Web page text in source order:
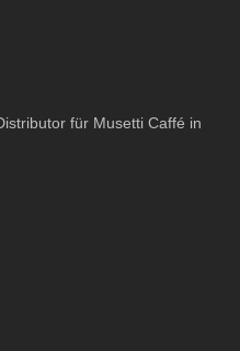
für Musetti Caffé in